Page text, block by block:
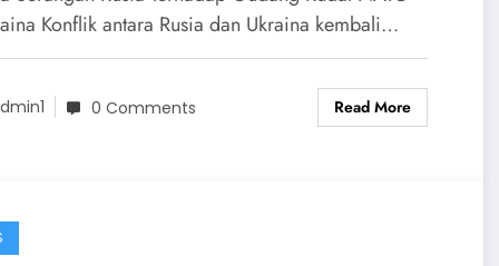
Ukraina Didanai NATO
Konflik antara Rusia dan Ukraina kembali…
0 Comments Read More